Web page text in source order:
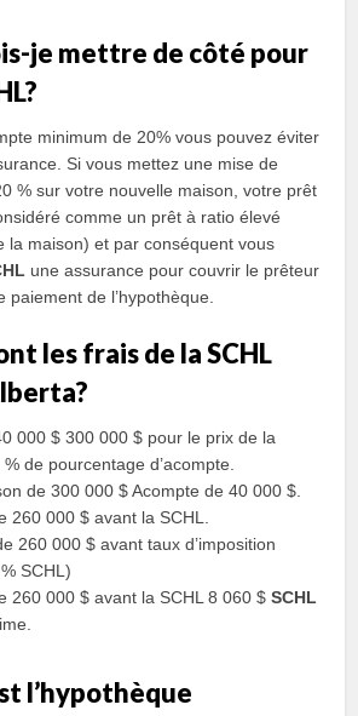
je mettre de côté pour
minimum de 20% vous pouvez éviter
Si vous mettez une mise de
% sur votre nouvelle maison, votre prêt
comme un prêt à ratio élevé
la maison) et par conséquent vous
une assurance pour couvrir le prêteur
de l’hypothèque.
les frais de la SCHL
000 $ 300 000 $ pour le prix de la
de pourcentage d’acompte.
de 300 000 $ Acompte de 40 000 $.
260 000 $ avant la SCHL.
260 000 $ avant taux d’imposition
SCHL)
260 000 $ avant la SCHL 8 060 $SCHL
l’hypothèque